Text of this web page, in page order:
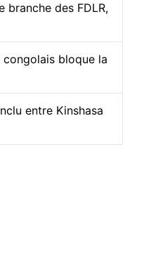
branche des FDLR,
congolais bloque la
entre Kinshasa